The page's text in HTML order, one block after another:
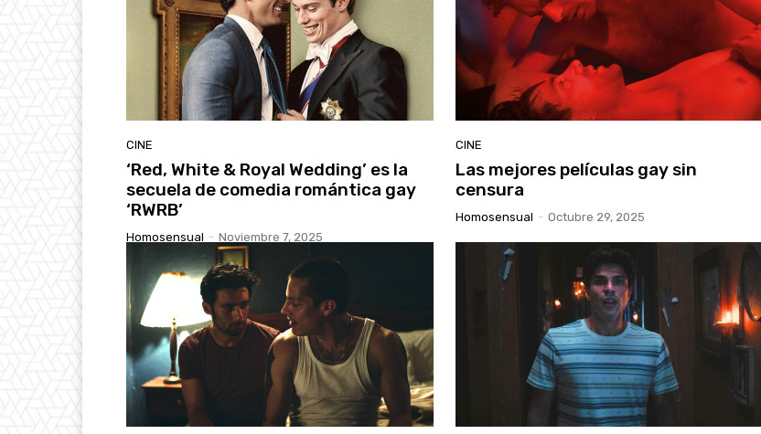
CINE
‘Red, White & Royal Wedding’ es la
secuela de comedia romántica gay
‘RWRB’
Homosensual - Noviembre 7, 2025
CINE
Las mejores películas gay sin
censura
Homosensual - Octubre 29, 2025